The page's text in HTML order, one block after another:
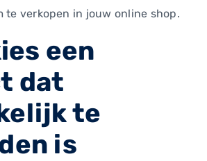
te verkopen in jouw online shop.
een
dat
te
is